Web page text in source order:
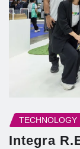
TECHNOLOGY
Integra